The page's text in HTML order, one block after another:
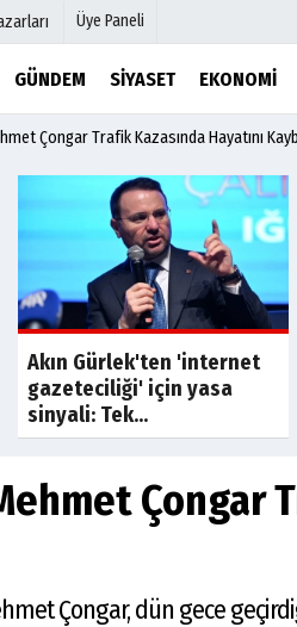
Üye Paneli
GÜNDEM SIYASET EKONOMI
Manşetleri
Çongar Trafik Kazasında Hayatını
Akın Gürlek'ten 'internet
gazeteciliği' için yasa
sinyali: Tek...
Çongar
Çongar, dün gece